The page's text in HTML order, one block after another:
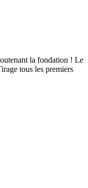
la fondation ! Le
tous les premiers